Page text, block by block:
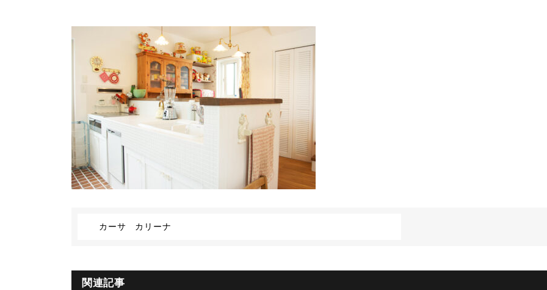
カーサ カリーナ
関連記事